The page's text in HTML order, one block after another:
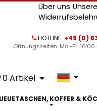
Über uns
HOTLINE: +49 (0)
Öffnungszeiten: Mo.-Fr. 10:00
0Artikel
KOFFER &